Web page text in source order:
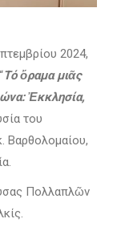
2024,
Τό ὄραμα μιᾶς
Ἐκκλησία,
του
Βαρθολομαίου,
Πολλαπλῶν